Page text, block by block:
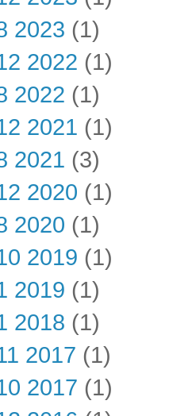
2023 (1)
2022 (1)
2022 (1)
2021 (1)
2021 (3)
2020 (1)
2020 (1)
2019 (1)
2019 (1)
2018 (1)
2017 (1)
2017 (1)